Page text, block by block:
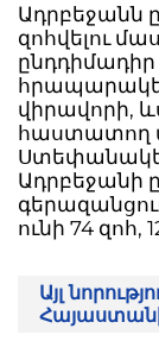
Ադրբեջանն
զոհվելու
հրապարակել
վիրավորի,
հաստատող
Ադրբեջանի
ունի 74 զոհ,
Այլ